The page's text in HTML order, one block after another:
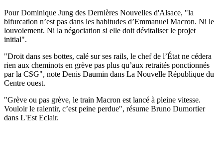
Pour Dominique Jung des Dernières Nouvelles d'Alsace, "la
bifurcation n’est pas dans les habitudes d’Emmanuel Macron. Ni le
louvoiement. Ni la négociation si elle doit dévitaliser le projet
initial".
"Droit dans ses bottes, calé sur ses rails, le chef de l’État ne cédera
rien aux cheminots en grève pas plus qu’aux retraités ponctionnés
par la CSG", note Denis Daumin dans La Nouvelle République du
Centre ouest.
"Grève ou pas grève, le train Macron est lancé à pleine vitesse.
Vouloir le ralentir, c’est peine perdue", résume Bruno Dumortier
dans L'Est Eclair.